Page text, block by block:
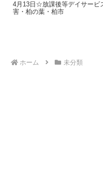
4月13日☆放課後等デイサービ
害・柏の葉・柏市
ホーム 未分類